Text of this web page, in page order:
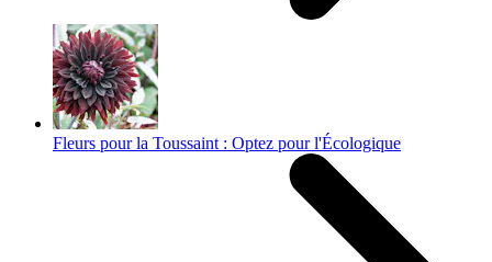
Fleurs pour la Toussaint : Optez pour l'Écologique